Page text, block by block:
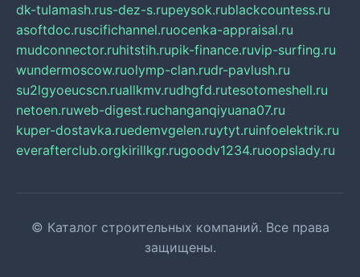
dk-tulamash.rus-dez-s.rupeysok.rublackcountess.ru
asoftdoc.ruscifichannel.ruocenka-appraisal.ru
mudconnector.ruhitstih.rupik-finance.ruvip-surfing.ru
wundermoscow.ruolymp-clan.rudr-pavlush.ru
su2lgyoeucscn.ruallkmv.rudhgfd.rutesotomeshell.ru
netoen.ruweb-digest.ruchanganqiyuana07.ru
kuper-dostavka.ruedemvgelen.ruytyt.ruinfoelektrik.ru
everafterclub.orgkirillkgr.rugoodv1234.ruoopslady.ru
© Каталог строительных компаний. Все права
защищены.